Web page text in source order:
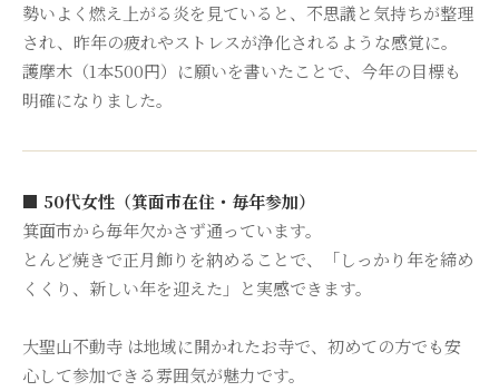
勢いよく燃え上がる炎を見ていると、不思議と気持ちが整理
され、昨年の疲れやストレスが浄化されるような感覚に。
護摩木（1本500円）に願いを書いたことで、今年の目標も
明確になりました。
■ 50代女性（箕面市在住・毎年参加）
箕面市から毎年欠かさず通っています。
とんど焼きで正月飾りを納めることで、「しっかり年を締め
くくり、新しい年を迎えた」と実感できます。
大聖山不動寺 は地域に開かれたお寺で、初めての方でも安
心して参加できる雰囲気が魅力です。